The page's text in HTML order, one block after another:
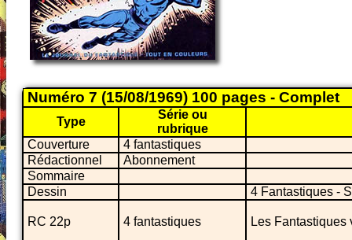
Numéro 7 (15/08/1969) 100 pages - Complet
Type
Série ou
rubrique
Couverture
4 fantastiques
Rédactionnel
Abonnement
Sommaire
Dessin
4 Fantastiques -
RC 22p 4 fantastiques Les Fantastiques